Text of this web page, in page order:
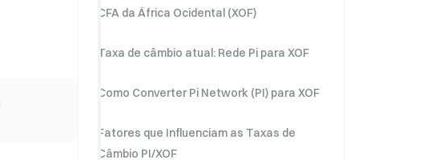
CFA da África Ocidental (XOF)
Taxa de câmbio atual: Rede Pi para XOF
Como Converter Pi Network (PI) para XOF
Fatores que Influenciam as Taxas de
Câmbio PI/XOF